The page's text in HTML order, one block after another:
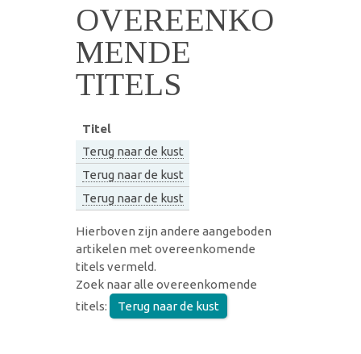
OVEREENKO
MENDE
TITELS
Titel
Terug naar de kust
Terug naar de kust
Terug naar de kust
Hierboven zijn andere aangeboden
artikelen met overeenkomende
titels vermeld.
Zoek naar alle overeenkomende
titels:
Terug naar de kust